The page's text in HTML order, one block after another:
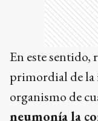
En este sentido,
primordial de la
organismo de
neumonía la